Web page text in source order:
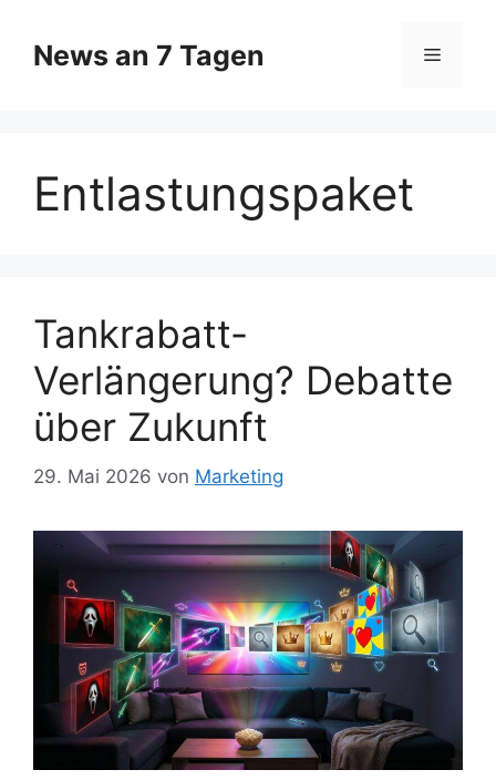
Inhalt
springen
News an 7 Tagen Menü
Entlastungspaket
Tankrabatt-
Verlängerung? Debatte
über Zukunft
29. Mai 2026 von Marketing